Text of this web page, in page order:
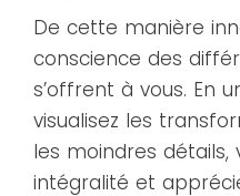
De cette manière
conscience des
s’offrent à vous. En
visualisez les
les moindres détails,
intégralité et